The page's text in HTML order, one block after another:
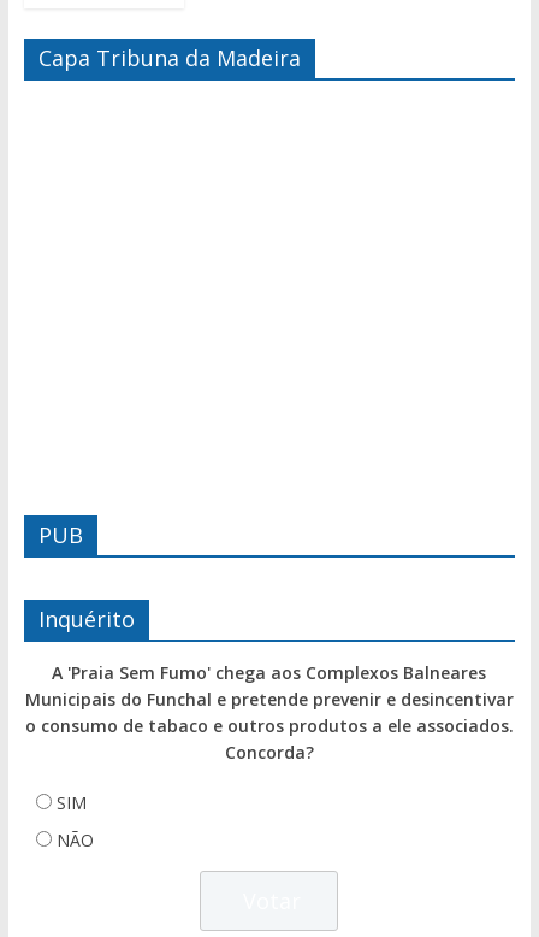
Capa Tribuna da Madeira
PUB
Inquérito
A 'Praia Sem Fumo' chega aos Complexos Balneares
Municipais do Funchal e pretende prevenir e desincentivar
o consumo de tabaco e outros produtos a ele associados.
Concorda?
SIM
NÃO